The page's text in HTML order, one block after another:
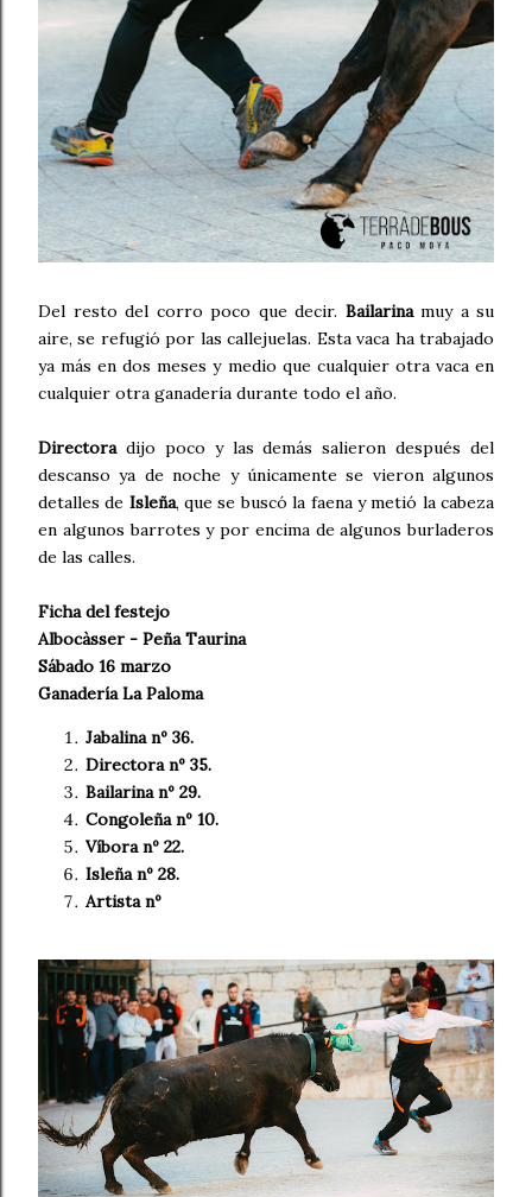
Del resto del corro poco que decir. Bailarina muy a su
aire, se refugió por las callejuelas. Esta vaca ha trabajado
ya más en dos meses y medio que cualquier otra vaca en
cualquier otra ganadería durante todo el año.
Directora dijo poco y las demás salieron después del
descanso ya de noche y únicamente se vieron algunos
detalles de Isleña, que se buscó la faena y metió la cabeza
en algunos barrotes y por encima de algunos burladeros
de las calles.
Ficha del festejo
Albocàsser - Peña Taurina
Sábado 16 marzo
Ganadería La Paloma
Jabalina nº 36.
Directora nº 35.
Bailarina nº 29.
Congoleña nº 10.
Víbora nº 22.
Isleña nº 28.
Artista nº